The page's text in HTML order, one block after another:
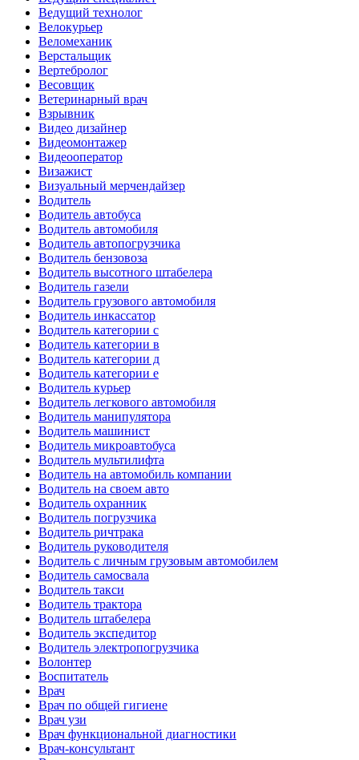
Ведущий технолог
Велокурьер
Веломеханик
Верстальщик
Вертебролог
Весовщик
Ветеринарный врач
Взрывник
Видео дизайнер
Видеомонтажер
Видеооператор
Визажист
Визуальный мерчендайзер
Водитель
Водитель автобуса
Водитель автомобиля
Водитель автопогрузчика
Водитель бензовоза
Водитель высотного штабелера
Водитель газели
Водитель грузового автомобиля
Водитель инкассатор
Водитель категории c
Водитель категории в
Водитель категории д
Водитель категории е
Водитель курьер
Водитель легкового автомобиля
Водитель манипулятора
Водитель машинист
Водитель микроавтобуса
Водитель мультилифта
Водитель на автомобиль компании
Водитель на своем авто
Водитель охранник
Водитель погрузчика
Водитель ричтрака
Водитель руководителя
Водитель с личным грузовым автомобилем
Водитель самосвала
Водитель такси
Водитель трактора
Водитель штабелера
Водитель экспедитор
Водитель электропогрузчика
Волонтер
Воспитатель
Врач
Врач по общей гигиене
Врач узи
Врач функциональной диагностики
Врач-консультант